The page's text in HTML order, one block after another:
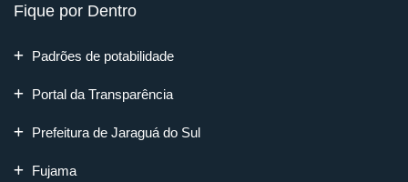
Fique por Dentro
Padrões de potabilidade
Portal da Transparência
Prefeitura de Jaraguá do Sul
Fujama